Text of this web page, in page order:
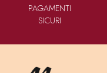
PAGAMENTI
SICURI